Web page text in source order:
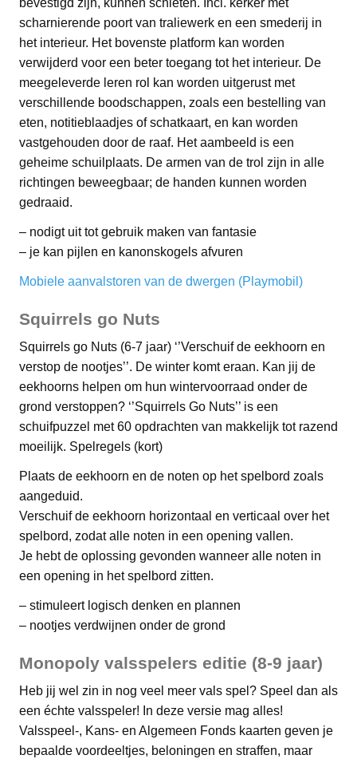
bevestigd zijn, kunnen schieten. Incl. kerker met
scharnierende poort van traliewerk en een smederij in
het interieur. Het bovenste platform kan worden
verwijderd voor een beter toegang tot het interieur. De
meegeleverde leren rol kan worden uitgerust met
verschillende boodschappen, zoals een bestelling van
eten, notitieblaadjes of schatkaart, en kan worden
vastgehouden door de raaf. Het aambeeld is een
geheime schuilplaats. De armen van de trol zijn in alle
richtingen beweegbaar; de handen kunnen worden
gedraaid.
– nodigt uit tot gebruik maken van fantasie
– je kan pijlen en kanonskogels afvuren
Mobiele aanvalstoren van de dwergen (Playmobil)
Squirrels go Nuts
Squirrels go Nuts (6-7 jaar) ‘’Verschuif de eekhoorn en
verstop de nootjes’’. De winter komt eraan. Kan jij de
eekhoorns helpen om hun wintervoorraad onder de
grond verstoppen? ‘’Squirrels Go Nuts’’ is een
schuifpuzzel met 60 opdrachten van makkelijk tot razend
moeilijk. Spelregels (kort)
Plaats de eekhoorn en de noten op het spelbord zoals
aangeduid.
Verschuif de eekhoorn horizontaal en verticaal over het
spelbord, zodat alle noten in een opening vallen.
Je hebt de oplossing gevonden wanneer alle noten in
een opening in het spelbord zitten.
– stimuleert logisch denken en plannen
– nootjes verdwijnen onder de grond
Monopoly valsspelers editie (8-9 jaar)
Heb jij wel zin in nog veel meer vals spel? Speel dan als
een échte valsspeler! In deze versie mag alles!
Valsspeel-, Kans- en Algemeen Fonds kaarten geven je
bepaalde voordeeltjes, beloningen en straffen, maar